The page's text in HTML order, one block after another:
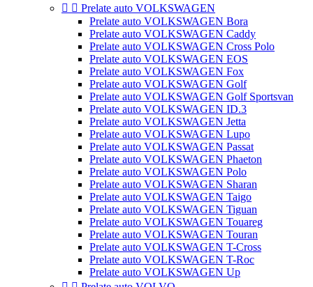
  Prelate auto VOLKSWAGEN
Prelate auto VOLKSWAGEN Bora
Prelate auto VOLKSWAGEN Caddy
Prelate auto VOLKSWAGEN Cross Polo
Prelate auto VOLKSWAGEN EOS
Prelate auto VOLKSWAGEN Fox
Prelate auto VOLKSWAGEN Golf
Prelate auto VOLKSWAGEN Golf Sportsvan
Prelate auto VOLKSWAGEN ID.3
Prelate auto VOLKSWAGEN Jetta
Prelate auto VOLKSWAGEN Lupo
Prelate auto VOLKSWAGEN Passat
Prelate auto VOLKSWAGEN Phaeton
Prelate auto VOLKSWAGEN Polo
Prelate auto VOLKSWAGEN Sharan
Prelate auto VOLKSWAGEN Taigo
Prelate auto VOLKSWAGEN Tiguan
Prelate auto VOLKSWAGEN Touareg
Prelate auto VOLKSWAGEN Touran
Prelate auto VOLKSWAGEN T-Cross
Prelate auto VOLKSWAGEN T-Roc
Prelate auto VOLKSWAGEN Up